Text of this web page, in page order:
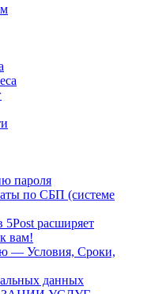
пароля
по СБП (системе
5Post расширяет
вам!
— Условия, Сроки,
данных